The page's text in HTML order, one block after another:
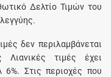
Δελτίο Τιμών του
δεν περιλαμβάνεται
Λιανικές τιμές έχει
Στις περιοχές που